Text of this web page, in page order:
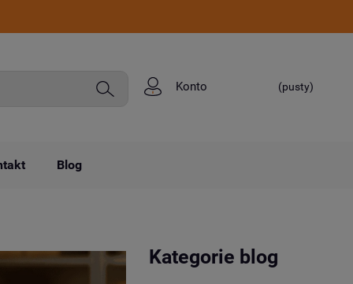
(pusty)
Konto
Blog
Kategorie blog